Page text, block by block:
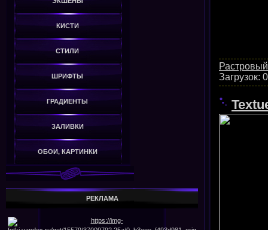
КИСТИ
СТИЛИ
ШРИФТЫ
ГРАДИЕНТЫ
ЗАЛИВКИ
ОБОИ, КАРТИНКИ
РЕКЛАМА
Загрузок: 0